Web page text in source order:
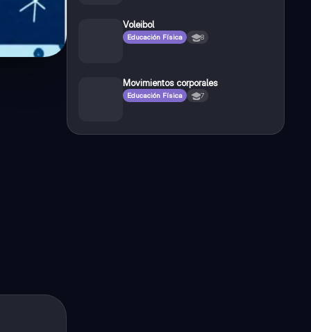
Voleibol
Educación Física 8
Movimientos corporales
Educación Física 7